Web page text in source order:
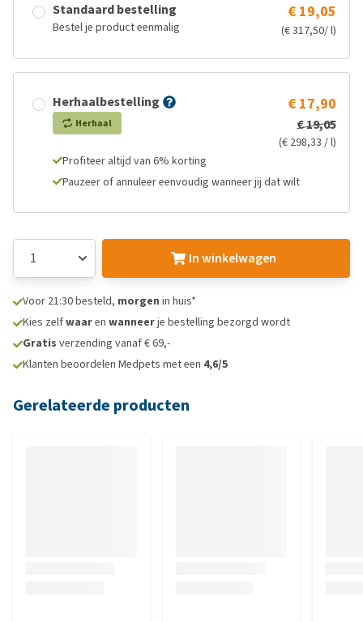
Standaard bestelling
Bestel je product eenmalig
€ 19,05
(€ 317,50/ l)
Herhaalbestelling
Herhaal
€ 17,90
€ 19,05
(€ 298,33 / l)
Profiteer altijd van 6% korting
Pauzeer of annuleer eenvoudig wanneer jij dat wilt
In winkelwagen
Voor 21:30 besteld, morgen in huis*
Kies zelfwaaren wanneerje bestelling bezorgd wordt
Gratis verzending vanaf € 69,-
Klanten beoordelen Medpets met een 4,6/5
Gerelateerde producten